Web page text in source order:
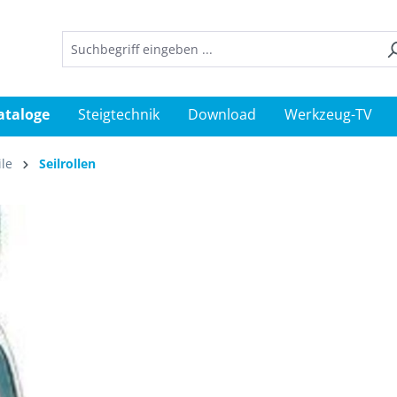
Steigtechnik Download Werkzeug-TV
Seilrollen